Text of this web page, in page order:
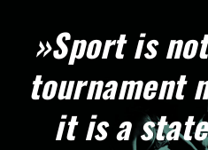
»Sport is
tournament
it is a